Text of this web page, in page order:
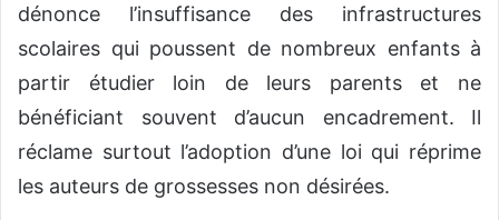
dénonce l’insuffisance des infrastructures
scolaires qui poussent de nombreux enfants à
partir étudier loin de leurs parents et ne
bénéficiant souvent d’aucun encadrement. Il
réclame surtout l’adoption d’une loi qui réprime
les auteurs de grossesses non désirées.